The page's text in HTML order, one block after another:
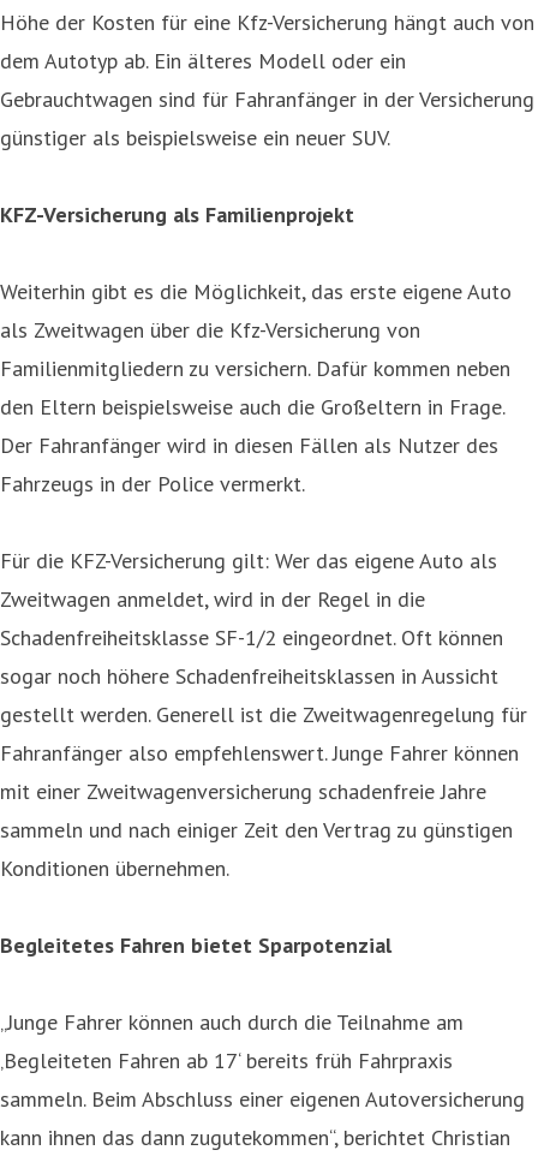
Höhe der Kosten für eine Kfz-Versicherung hängt auch von
dem Autotyp ab. Ein älteres Modell oder ein
Gebrauchtwagen sind für Fahranfänger in der Versicherung
günstiger als beispielsweise ein neuer SUV.
KFZ-Versicherung als Familienprojekt
Weiterhin gibt es die Möglichkeit, das erste eigene Auto
als Zweitwagen über die Kfz-Versicherung von
Familienmitgliedern zu versichern. Dafür kommen neben
den Eltern beispielsweise auch die Großeltern in Frage.
Der Fahranfänger wird in diesen Fällen als Nutzer des
Fahrzeugs in der Police vermerkt.
Für die KFZ-Versicherung gilt: Wer das eigene Auto als
Zweitwagen anmeldet, wird in der Regel in die
Schadenfreiheitsklasse SF-1/2 eingeordnet. Oft können
sogar noch höhere Schadenfreiheitsklassen in Aussicht
gestellt werden. Generell ist die Zweitwagenregelung für
Fahranfänger also empfehlenswert. Junge Fahrer können
mit einer Zweitwagenversicherung schadenfreie Jahre
sammeln und nach einiger Zeit den Vertrag zu günstigen
Konditionen übernehmen.
Begleitetes Fahren bietet Sparpotenzial
„Junge Fahrer können auch durch die Teilnahme am
‚Begleiteten Fahren ab 17‘ bereits früh Fahrpraxis
sammeln. Beim Abschluss einer eigenen Autoversicherung
kann ihnen das dann zugutekommen“, berichtet Christian